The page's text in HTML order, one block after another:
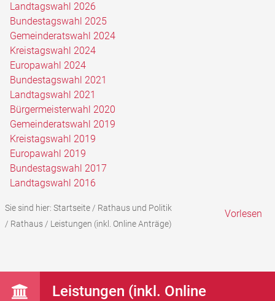
Landtagswahl 2026
Bundestagswahl 2025
Gemeinderatswahl 2024
Kreistagswahl 2024
Europawahl 2024
Bundestagswahl 2021
Landtagswahl 2021
Bürgermeisterwahl 2020
Gemeinderatswahl 2019
Kreistagswahl 2019
Europawahl 2019
Bundestagswahl 2017
Landtagswahl 2016
Sie sind hier: Startseite/ Rathaus und Politik
/ Rathaus/ Leistungen (inkl. Online Anträge)
Vorlesen
Leistungen (inkl. Online